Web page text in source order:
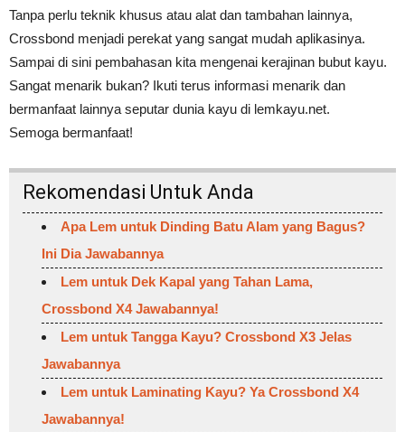
Tanpa perlu teknik khusus atau alat dan tambahan lainnya,
Crossbond menjadi perekat yang sangat mudah aplikasinya.
Sampai di sini pembahasan kita mengenai kerajinan bubut kayu.
Sangat menarik bukan? Ikuti terus informasi menarik dan
bermanfaat lainnya seputar dunia kayu di lemkayu.net.
Semoga bermanfaat!
Rekomendasi Untuk Anda
Apa Lem untuk Dinding Batu Alam yang Bagus?
Ini Dia Jawabannya
Lem untuk Dek Kapal yang Tahan Lama,
Crossbond X4 Jawabannya!
Lem untuk Tangga Kayu? Crossbond X3 Jelas
Jawabannya
Lem untuk Laminating Kayu? Ya Crossbond X4
Jawabannya!